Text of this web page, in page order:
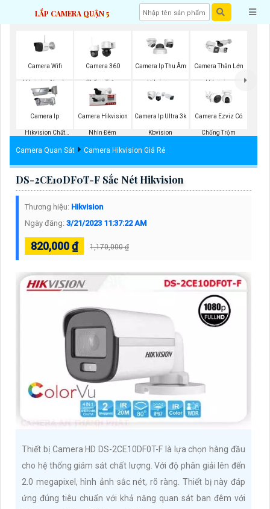
LẮP CAMERA QUẬN 5
Camera Wifi
Hikvision Ngoài
Trời
Camera 360
Chống Trộm
Hikvision
Camera Ip Thu Âm
Hikvision
Camera Thân Lớn
Hikvision
Camera Ip
Hikvision Chất
Lượng
Camera Hikvision
Nhìn Đêm
Camera Ip Ultra 3k
Kbvision
Camera Ezviz Có
Chống Trộm
Camera Quan Sát Camera Hikvision Giá Rẻ
DS-2CE10DF0T-F Sắc Nét Hikvision
Thương hiệu: Hikvision
Ngày đăng: 3/21/2023 11:37:22 AM
820,000 ₫ 1,170,000 ₫
Thiết bị Camera HD DS-2CE10DF0T-F là lựa chọn hàng đầu
cho hệ thống giám sát chất lượng. Với độ phân giải lên đến
2.0 megapixel, hình ảnh sắc nét, rõ ràng. Thiết bị này đáp
ứng đúng tiêu chuẩn với khả năng quan sát ban đêm với